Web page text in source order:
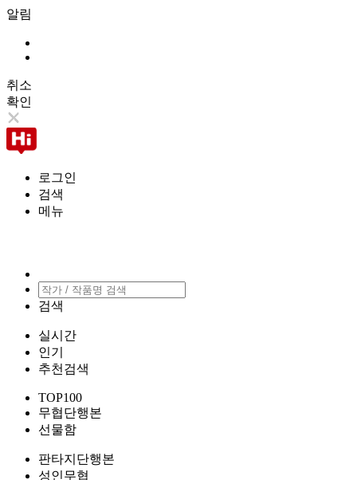
알림
취소
확인
로그인
검색
메뉴
검색
실시간
인기
추천검색
TOP100
무협단행본
선물함
판타지단행본
성인무협